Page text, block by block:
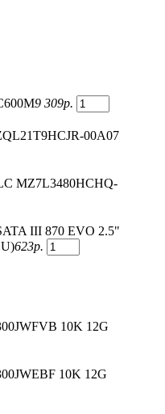
9 309р.
00A07
MZ7L3480HCHQ-
III 870 EVO 2.5"
623р.
10K 12G
10K 12G